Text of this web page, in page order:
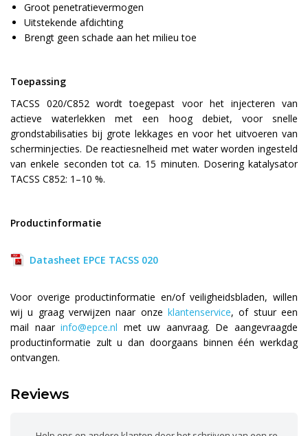
Groot penetratievermogen
Uitstekende afdichting
Brengt geen schade aan het milieu toe
Toepassing
TACSS 020/C852 wordt toegepast voor het injecteren van
actieve waterlekken met een hoog debiet, voor snelle
grondstabilisaties bij grote lekkages en voor het uitvoeren van
scherminjecties. De reactiesnelheid met water worden ingesteld
van enkele seconden tot ca. 15 minuten. Dosering katalysator
TACSS C852: 1–10 %.
Productinformatie
Datasheet EPCE TACSS 020
Voor overige productinformatie en/of veiligheidsbladen, willen
wij u graag verwijzen naar onze klantenservice, of stuur een
mail naarinfo@epce.nl met uw aanvraag. De aangevraagde
productinformatie zult u dan doorgaans binnen één werkdag
ontvangen.
Reviews